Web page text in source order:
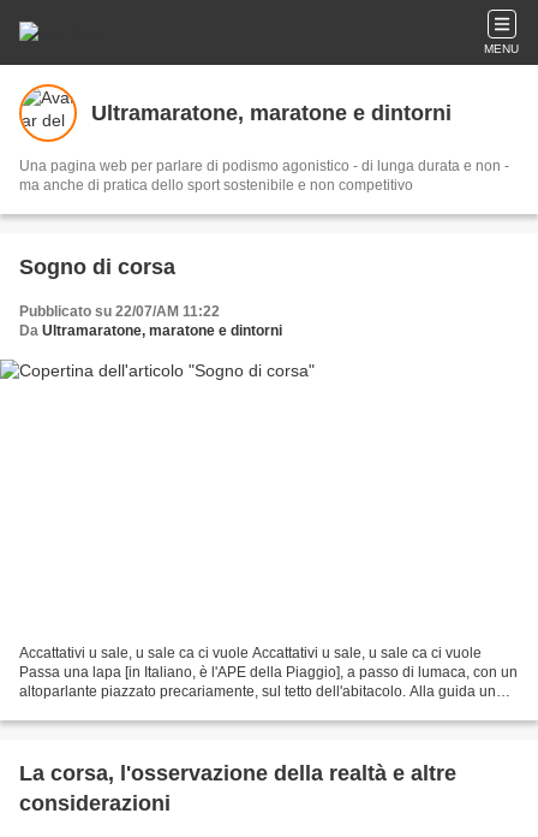
MENU
Ultramaratone, maratone e dintorni
Una pagina web per parlare di podismo agonistico - di lunga durata e non -
ma anche di pratica dello sport sostenibile e non competitivo
Sogno di corsa
Pubblicato su 22/07/AM 11:22
Da Ultramaratone, maratone e dintorni
Accattativi u sale, u sale ca ci vuole Accattativi u sale, u sale ca ci vuole
Passa una lapa [in Italiano, è l'APE della Piaggio], a passo di lumaca, con un
altoparlante piazzato precariamente, sul tetto dell'abitacolo. Alla guida un
La corsa, l'osservazione della realtà e altre
considerazioni